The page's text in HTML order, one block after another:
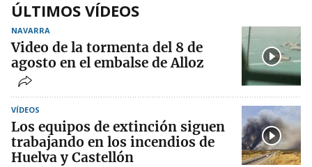
ÚLTIMOS VÍDEOS
NAVARRA
Video de la tormenta del 8 de
agosto en el embalse de Alloz
VÍDEOS
Los equipos de extinción siguen
trabajando en los incendios de
Huelva y Castellón